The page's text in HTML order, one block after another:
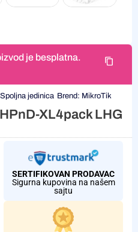
je besplatna.
Spoljna jedinica Brend: MikroTik
XL4pack LHG
RSD
SERTIFIKOVAN PRODAVAC
Sigurna kupovina na našem
sajtu